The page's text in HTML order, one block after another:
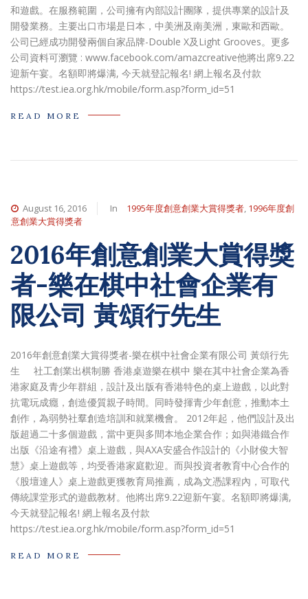
和遊戲。在服務範圍，公司擁有內部設計團隊，提供專業的設計及
開發業務。主要出口市場是日本，中美洲及南美洲，東歐和西歐。
公司已經成功開發兩個自家品牌-Double X及Light Grooves。更多
公司資料可瀏覽 : www.facebook.com/amazcreative他將出席9.22
迎新午宴。名額即將爆满, 今天就登記報名! 網上報名及付款
https://test.iea.org.hk/mobile/form.asp?form_id=51
READ MORE
August 16, 2016 In 1995年度創意創業大賞得獎者, 1996年度創
意創業大賞得獎者
2016年創意創業大賞得獎
者-樂在棋中社會企業有
限公司 黃頌行先生
2016年創意創業大賞得獎者-樂在棋中社會企業有限公司 黃頌行先
生 社工創業出棋制勝 香港桌遊樂在棋中 樂在其中社會企業為香
港家庭及青少年群組，設計及出版有香港特色的桌上遊戲，以此對
抗電玩成癮，創造優質親子時間。同時發揮青少年創意，推勳本土
創作，為弱勢社羣創造培訓和就業機會。 2012年起，他們設計及出
版超過二十多個遊戲，當中更與多間本地企業合作；如與港鐵合作
出版《沿途有禮》桌上遊戲，與AXA安盛合作設計的《小財俊大智
慧》桌上遊戲等，均受香港家庭歡迎。而與投資者教育中心合作的
《股壇達人》桌上遊戲更獲教育局推薦，成為文憑課程內，可取代
傳統課堂形式的遊戲教材。他將出席9.22迎新午宴。名額即將爆满,
今天就登記報名! 網上報名及付款
https://test.iea.org.hk/mobile/form.asp?form_id=51
READ MORE